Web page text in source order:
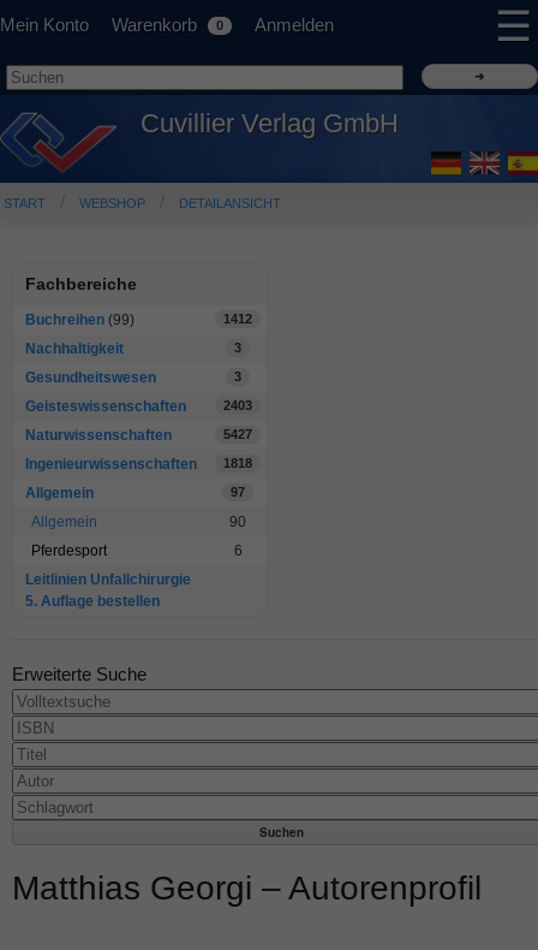
Mein Konto Warenkorb 0 Anmelden ☰
Cuvillier Verlag GmbH
START WEBSHOP DETAILANSICHT
Fachbereiche
Buchreihen (99) 1412
Nachhaltigkeit 3
Gesundheitswesen 3
Geisteswissenschaften 2403
Naturwissenschaften 5427
Ingenieurwissenschaften 1818
Allgemein 97
Allgemein
90
Pferdesport
6
Leitlinien Unfallchirurgie
5. Auflage bestellen
Erweiterte Suche
Matthias Georgi – Autorenprofil